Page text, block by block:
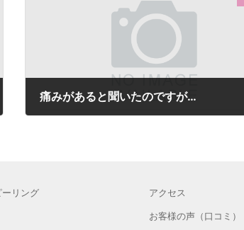
痛みがあると聞いたのですが…
ーリング アクセス
お客様の声（口コミ）